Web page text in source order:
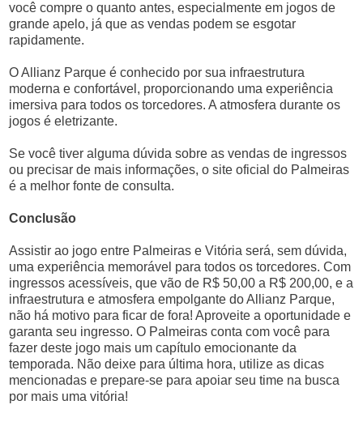
você compre o quanto antes, especialmente em jogos de
grande apelo, já que as vendas podem se esgotar
rapidamente.
O Allianz Parque é conhecido por sua infraestrutura
moderna e confortável, proporcionando uma experiência
imersiva para todos os torcedores. A atmosfera durante os
jogos é eletrizante.
Se você tiver alguma dúvida sobre as vendas de ingressos
ou precisar de mais informações, o site oficial do Palmeiras
é a melhor fonte de consulta.
Conclusão
Assistir ao jogo entre Palmeiras e Vitória será, sem dúvida,
uma experiência memorável para todos os torcedores. Com
ingressos acessíveis, que vão de R$ 50,00 a R$ 200,00, e a
infraestrutura e atmosfera empolgante do Allianz Parque,
não há motivo para ficar de fora! Aproveite a oportunidade e
garanta seu ingresso. O Palmeiras conta com você para
fazer deste jogo mais um capítulo emocionante da
temporada. Não deixe para última hora, utilize as dicas
mencionadas e prepare-se para apoiar seu time na busca
por mais uma vitória!